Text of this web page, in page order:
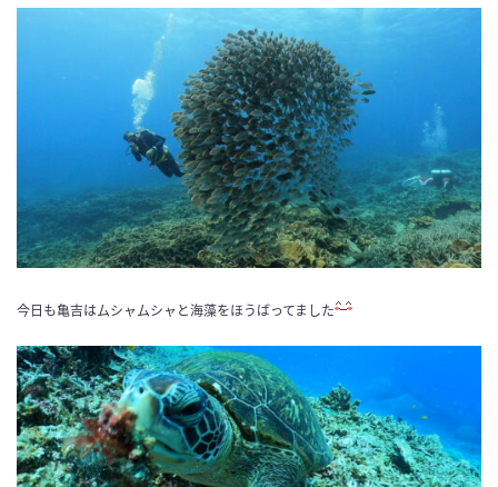
今日も亀吉はムシャムシャと海藻をほうばってました